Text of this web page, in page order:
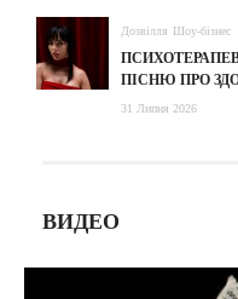
Дозвілля Шоу-бізнес
ПІСНЮ ПРО
31 Липня 2026
ВИДЕО